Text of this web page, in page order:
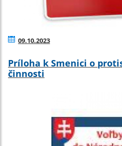
09.10.2023
Príloha k Smenici o
činnosti